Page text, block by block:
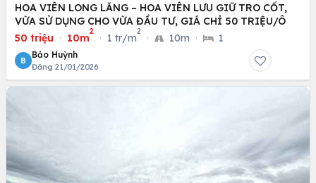
HOA VIÊN LONG LĂNG – HOA VIÊN LƯU GIỮ TRO CỐT,
VỪA SỬ DỤNG CHO VỪA ĐẦU TƯ, GIÁ CHỈ 50 TRIỆU/Ô
50 triệu · 10m
2
· 1 tr/m
2
· 10m · 1
B
Bảo Huỳnh
Đăng 21/01/2026